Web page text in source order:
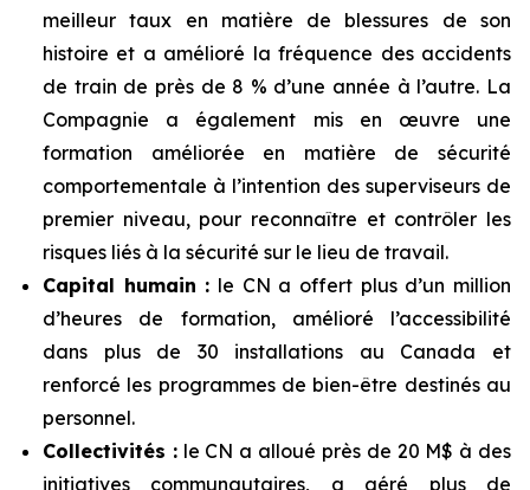
meilleur taux en matière de blessures de son
histoire et a amélioré la fréquence des accidents
de train de près de 8 % d’une année à l’autre. La
Compagnie a également mis en œuvre une
formation améliorée en matière de sécurité
comportementale à l’intention des superviseurs de
premier niveau, pour reconnaître et contrôler les
risques liés à la sécurité sur le lieu de travail.
Capital humain : le CN a offert plus d’un million
d’heures de formation, amélioré l’accessibilité
dans plus de 30 installations au Canada et
renforcé les programmes de bien-être destinés au
personnel.
Collectivités :le CN a alloué près de 20 M$ à des
initiatives communautaires, a géré plus de